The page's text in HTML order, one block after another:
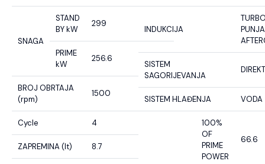
SNAGA
STAND
BY kW
299
PRIME
kW
256.6
BROJ OBRTAJA
(rpm)
1500
Cycle 4
ZAPREMINA (lt) 8.7
INDUKCIJA
SISTEM
SAGORIJEVANJA
SISTEM HLAĐENJA VODA
100%
OF
PRIME
POWER
66.6